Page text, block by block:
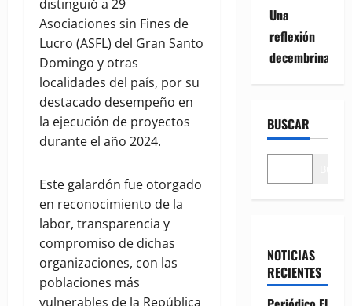
distinguió a 29
Asociaciones sin Fines de
Lucro (ASFL) del Gran Santo
Domingo y otras
localidades del país, por su
destacado desempeño en
la ejecución de proyectos
durante el año 2024.
Este galardón fue otorgado
en reconocimiento de la
labor, transparencia y
compromiso de dichas
organizaciones, con las
poblaciones más
vulnerables de la República
Una
reflexión
decembrina
BUSCAR
NOTICIAS
RECIENTES